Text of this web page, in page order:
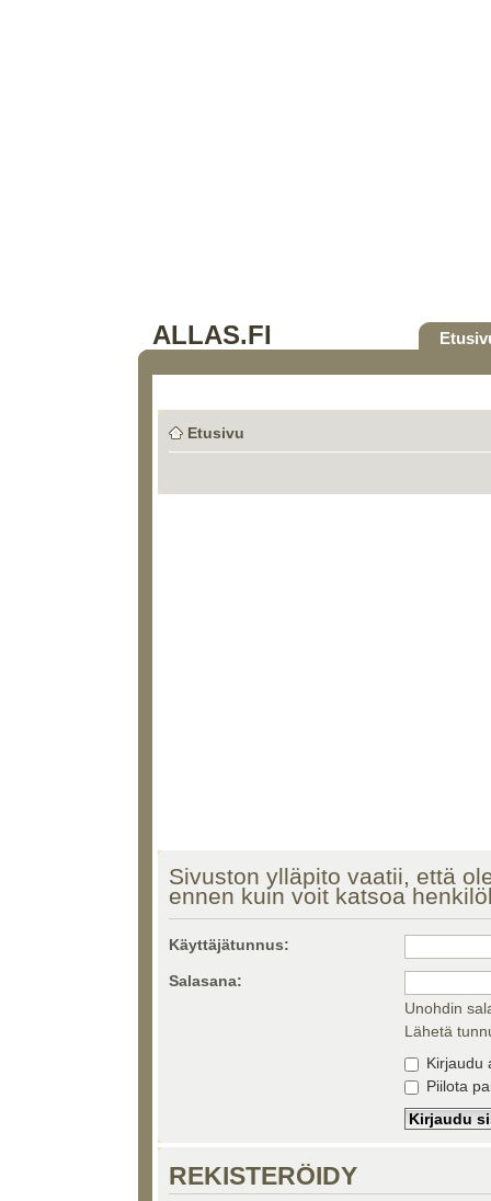
ALLAS.FI
Etusivu
Sivuston ylläpito vaatii, että
ennen kuin voit katsoa
Käyttäjätunnus:
Salasana:
Unohdin
Lähetä
Kirjaudu
Piilota
REKISTERÖIDY